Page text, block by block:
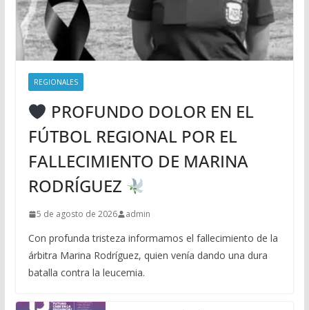
REGIONALES
PROFUNDO DOLOR EN EL
FÚTBOL REGIONAL POR EL
FALLECIMIENTO DE MARINA
RODRÍGUEZ
5 de agosto de 2026 admin
Con profunda tristeza informamos el fallecimiento de la
árbitra Marina Rodríguez, quien venía dando una dura
batalla contra la leucemia.